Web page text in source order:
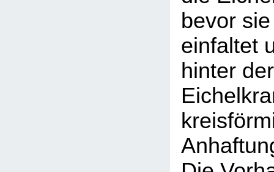
bevor
einfaltet
hinter